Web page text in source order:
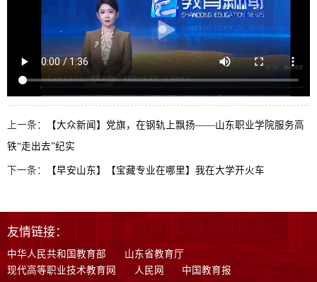
上一条：
【大众新闻】党旗，在钢轨上飘扬——山东职业学院服务高
铁“走出去”纪实
下一条： 【早安山东】【宝藏专业在哪里】我在大学开火车
友情链接：
中华人民共和国教育部
山东省教育厅
现代高等职业技术教育网
人民网 中国教育报